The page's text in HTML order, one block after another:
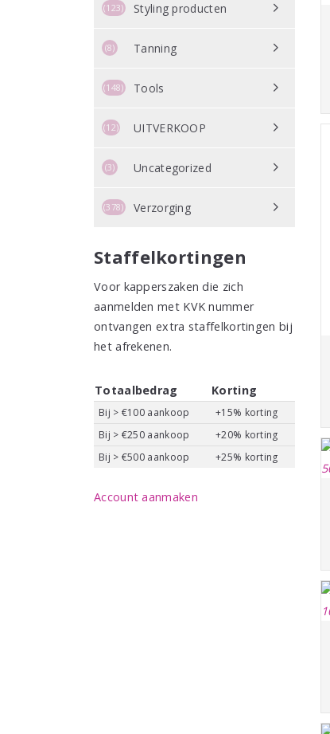
Styling producten
(123)
Tanning
(8)
Tools
(148)
UITVERKOOP
(12)
Uncategorized
(3)
Verzorging
(378)
Staffelkortingen
Voor kapperszaken die zich
aanmelden met KVK nummer
ontvangen extra staffelkortingen bij
het afrekenen.
Totaalbedrag Korting
Bij > €100 aankoop
+15% korting
Bij > €250 aankoop
+20% korting
Bij > €500 aankoop
+25% korting
Account aanmaken